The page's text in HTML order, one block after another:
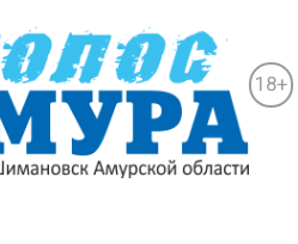
18+